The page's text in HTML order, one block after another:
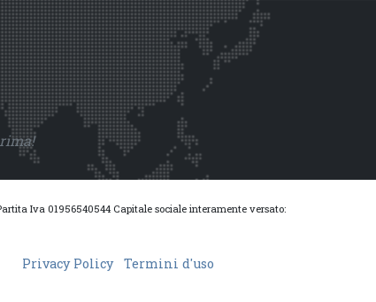
Iva 01956540544 Capitale sociale interamente versato:
Privacy Policy Termini d'uso